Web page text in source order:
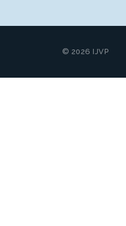
© 2026 IJVP